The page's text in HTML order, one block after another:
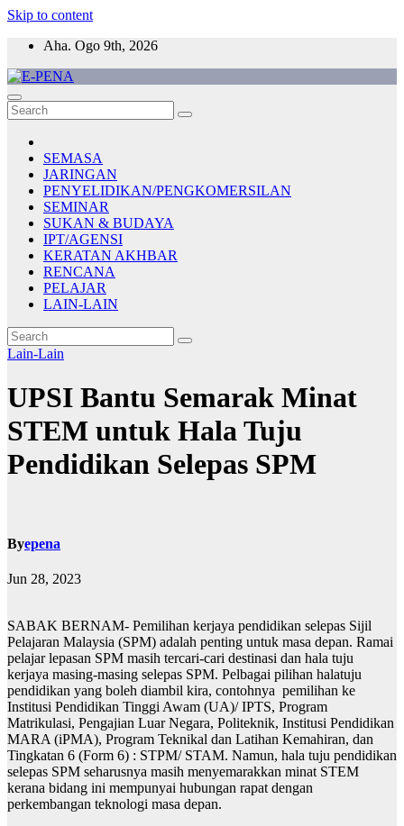
Skip to content
Aha. Ogo 9th, 2026
E-PENA
Berita Digital Terkini
SEMASA
JARINGAN
PENYELIDIKAN/PENGKOMERSILAN
SEMINAR
SUKAN & BUDAYA
IPT/AGENSI
KERATAN AKHBAR
RENCANA
PELAJAR
LAIN-LAIN
Lain-Lain
UPSI Bantu Semarak Minat
STEM untuk Hala Tuju
Pendidikan Selepas SPM
Byepena
Jun 28, 2023
SABAK BERNAM- Pemilihan kerjaya pendidikan selepas Sijil
Pelajaran Malaysia (SPM) adalah penting untuk masa depan. Ramai
pelajar lepasan SPM masih tercari-cari destinasi dan hala tuju
kerjaya masing-masing selepas SPM. Pelbagai pilihan halatuju
pendidikan yang boleh diambil kira, contohnya pemilihan ke
Institusi Pendidikan Tinggi Awam (UA)/ IPTS, Program
Matrikulasi, Pengajian Luar Negara, Politeknik, Institusi Pendidikan
MARA (iPMA), Program Teknikal dan Latihan Kemahiran, dan
Tingkatan 6 (Form 6) : STPM/ STAM. Namun, hala tuju pendidikan
selepas SPM seharusnya masih menyemarakkan minat STEM
kerana bidang ini mempunyai hubungan rapat dengan
perkembangan teknologi masa depan.